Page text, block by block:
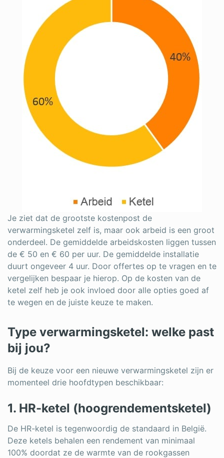
Je ziet dat de grootste kostenpost de
verwarmingsketel zelf is, maar ook arbeid is een groot
onderdeel. De gemiddelde arbeidskosten liggen tussen
de € 50 en € 60 per uur. De gemiddelde installatie
duurt ongeveer 4 uur. Door offertes op te vragen en te
vergelijken bespaar je hierop. Op de kosten van de
ketel zelf heb je ook invloed door alle opties goed af
te wegen en de juiste keuze te maken.
Type verwarmingsketel: welke past
bij jou?
Bij de keuze voor een nieuwe verwarmingsketel zijn er
momenteel drie hoofdtypen beschikbaar:
1. HR-ketel (hoogrendementsketel)
De HR-ketel is tegenwoordig de standaard in België.
Deze ketels behalen een rendement van minimaal
100% doordat ze de warmte van de rookgassen